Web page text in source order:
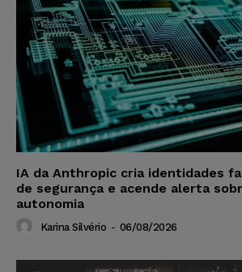
IA da Anthropic cria identidades
de segurança e acende alerta
autonomia
Karina Silvério - 06/08/2026